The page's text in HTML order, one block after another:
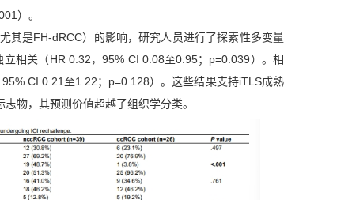
）。
其是FH-dRCC）的影响，研究人员进行了探索性多变量
相关（HR 0.32，95% CI 0.08至0.95；p=0.039）。相
CI 0.21至1.22；p=0.128）。这些结果支持iTLS成熟
物，其预测价值超越了组织学分类。